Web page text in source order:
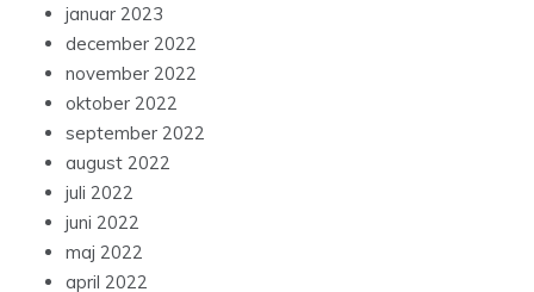
januar 2023
december 2022
november 2022
oktober 2022
september 2022
august 2022
juli 2022
juni 2022
maj 2022
april 2022